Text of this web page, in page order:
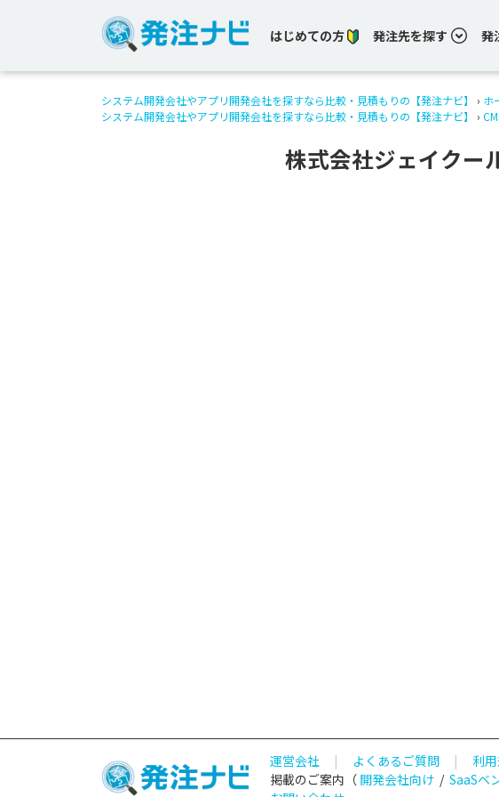
はじめての方 発注先を探す 発
システム開発会社やアプリ開発会社を探すなら比較・見積もりの【発注ナビ】 › ホ
システム開発会社やアプリ開発会社を探すなら比較・見積もりの【発注ナビ】
›
株式会社ジェイクー
運営会社 | よくあるご質問 | 利
掲載のご案内（ 開発会社向け / SaaSベ